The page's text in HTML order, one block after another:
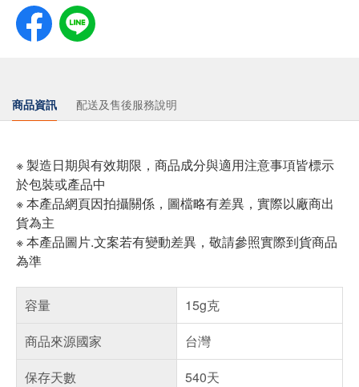
商品資訊 配送及售後服務說明
※ 製造日期與有效期限，商品成分與適用注意事項皆標示
於包裝或產品中
※ 本產品網頁因拍攝關係，圖檔略有差異，實際以廠商出
貨為主
※ 本產品圖片.文案若有變動差異，敬請參照實際到貨商品
為準
容量
15g克
商品來源國家
台灣
保存天數
540天